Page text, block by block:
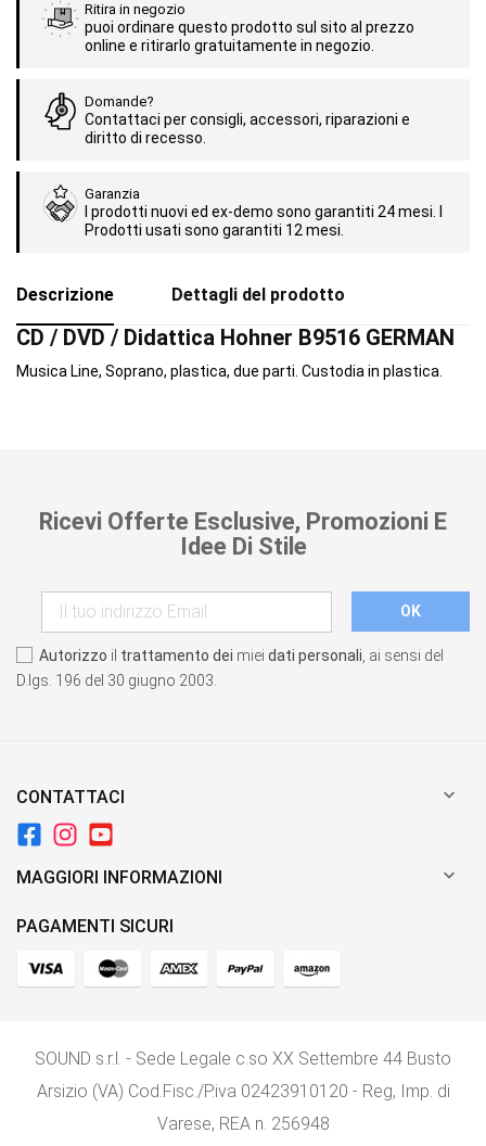
Ritira in negozio
puoi ordinare questo prodotto sul sito al prezzo
online e ritirarlo gratuitamente in negozio.
Domande?
Contattaci per consigli, accessori, riparazioni e
diritto di recesso.
Garanzia
I prodotti nuovi ed ex-demo sono garantiti 24 mesi. I
Prodotti usati sono garantiti 12 mesi.
Descrizione Dettagli del prodotto
CD / DVD / Didattica Hohner B9516 GERMAN
Musica Line, Soprano, plastica, due parti. Custodia in plastica.
Ricevi Offerte Esclusive, Promozioni E
Idee Di Stile
Autorizzo il trattamento dei miei dati personali , ai sensi del
D.lgs. 196 del 30 giugno 2003.
CONTATTACI 
MAGGIORI INFORMAZIONI 
PAGAMENTI SICURI
SOUND s.r.l. - Sede Legale c.so XX Settembre 44 Busto
Arsizio (VA) Cod.Fisc./P.iva 02423910120 - Reg, Imp. di
Varese, REA n. 256948